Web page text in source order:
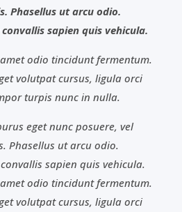
Phasellus ut arcu odio.
sapien quis vehicula.
odio tincidunt fermentum.
volutpat cursus, ligula orci
turpis nunc in nulla.
eget nunc posuere, vel
Phasellus ut arcu odio.
sapien quis vehicula.
odio tincidunt fermentum.
volutpat cursus, ligula orci